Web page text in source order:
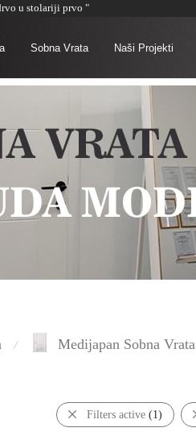
u stolariji prvo "
Sobna Vrata Naši Projekti
⁄ Medijapan Sobna Vrata
Filters active (1)